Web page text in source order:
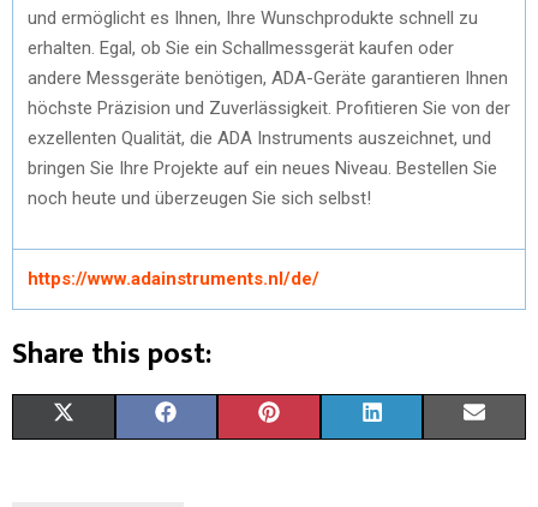
und ermöglicht es Ihnen, Ihre Wunschprodukte schnell zu
erhalten. Egal, ob Sie ein Schallmessgerät kaufen oder
andere Messgeräte benötigen, ADA-Geräte garantieren Ihnen
höchste Präzision und Zuverlässigkeit. Profitieren Sie von der
exzellenten Qualität, die ADA Instruments auszeichnet, und
bringen Sie Ihre Projekte auf ein neues Niveau. Bestellen Sie
noch heute und überzeugen Sie sich selbst!
https://www.adainstruments.nl/de/
Share this post: